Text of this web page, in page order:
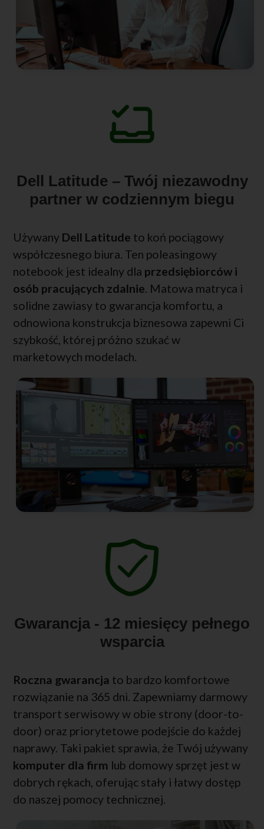
Dell Latitude – Twój niezawodny
partner w codziennym biegu
Używany Dell Latitude to koń pociągowy
współczesnego biura. Ten poleasingowy
notebook jest idealny dla przedsiębiorców i
osób pracujących zdalnie. Matowa matryca i
solidne zawiasy to gwarancja komfortu, a
odnowiona konstrukcja biznesowa zapewni Ci
szybkość, której próżno szukać w
marketowych modelach.
Gwarancja - 12 miesięcy pełnego
wsparcia
Roczna gwarancja to bardzo komfortowe
rozwiązanie na 365 dni. Zapewniamy darmowy
transport serwisowy w obie strony (door-to-
door) oraz priorytetowe podejście do każdej
naprawy. Taki pakiet sprawia, że Twój używany
komputer dla firm lub domowy sprzęt jest w
dobrych rękach, oferując stały i łatwy dostęp
do naszej pomocy technicznej.